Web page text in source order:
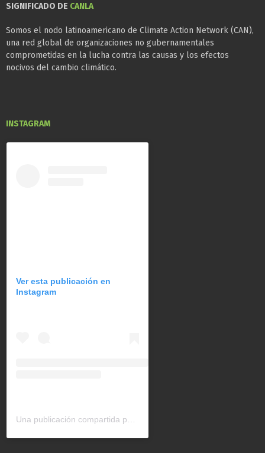
SIGNIFICADO DE CANLA
Somos el nodo latinoamericano de Climate Action Network (CAN),
una red global de organizaciones no gubernamentales
comprometidas en la lucha contra las causas y los efectos
nocivos del cambio climático.
INSTAGRAM
Ver esta publicación en
Instagram